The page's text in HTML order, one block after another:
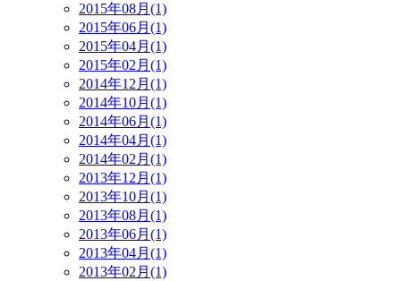
2015年08月(1)
2015年06月(1)
2015年04月(1)
2015年02月(1)
2014年12月(1)
2014年10月(1)
2014年06月(1)
2014年04月(1)
2014年02月(1)
2013年12月(1)
2013年10月(1)
2013年08月(1)
2013年06月(1)
2013年04月(1)
2013年02月(1)